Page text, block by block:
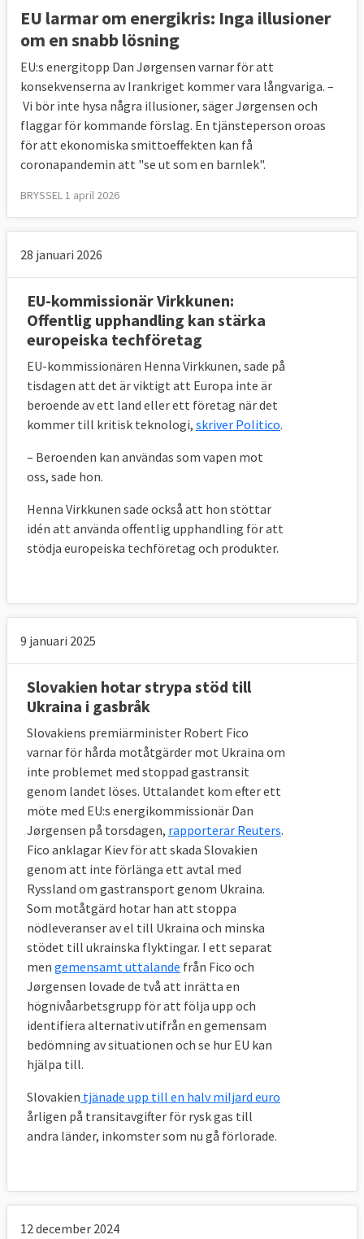
EU larmar om energikris: Inga illusioner
om en snabb lösning
EU:s energitopp Dan Jørgensen varnar för att
konsekvenserna av Irankriget kommer vara långvariga. –
Vi bör inte hysa några illusioner, säger Jørgensen och
flaggar för kommande förslag. En tjänsteperson oroas
för att ekonomiska smittoeffekten kan få
coronapandemin att "se ut som en barnlek".
BRYSSEL 1 april 2026
28 januari 2026
EU-kommissionär Virkkunen:
Offentlig upphandling kan stärka
europeiska techföretag
EU-kommissionären Henna Virkkunen, sade på
tisdagen att det är viktigt att Europa inte är
beroende av ett land eller ett företag när det
kommer till kritisk teknologi, skriver Politico.
– Beroenden kan användas som vapen mot
oss, sade hon.
Henna Virkkunen sade också att hon stöttar
idén att använda offentlig upphandling för att
stödja europeiska techföretag och produkter.
9 januari 2025
Slovakien hotar strypa stöd till
Ukraina i gasbråk
Slovakiens premiärminister Robert Fico
varnar för hårda motåtgärder mot Ukraina om
inte problemet med stoppad gastransit
genom landet löses. Uttalandet kom efter ett
möte med EU:s energikommissionär Dan
Jørgensen på torsdagen, rapporterar Reuters.
Fico anklagar Kiev för att skada Slovakien
genom att inte förlänga ett avtal med
Ryssland om gastransport genom Ukraina.
Som motåtgärd hotar han att stoppa
nödleveranser av el till Ukraina och minska
stödet till ukrainska flyktingar. I ett separat
men gemensamt uttalande från Fico och
Jørgensen lovade de två att inrätta en
högnivåarbetsgrupp för att följa upp och
identifiera alternativ utifrån en gemensam
bedömning av situationen och se hur EU kan
hjälpa till.
Slovakien tjänade upp till en halv miljard euro
årligen på transitavgifter för rysk gas till
andra länder, inkomster som nu gå förlorade.
12 december 2024